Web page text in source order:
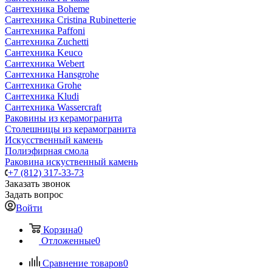
Сантехника Boheme
Сантехника Cristina Rubinetterie
Сантехника Paffoni
Сантехника Zuchetti
Сантехника Keuco
Сантехника Webert
Сантехника Hansgrohe
Сантехника Grohe
Сантехника Kludi
Сантехника Wassercraft
Раковины из керамогранита
Столешницы из керамогранита
Искусственный камень
Полиэфирная смола
Раковина искуственный камень
+7 (812) 317-33-73
Заказать звонок
Задать вопрос
Войти
Корзина0
Отложенные0
Сравнение товаров0